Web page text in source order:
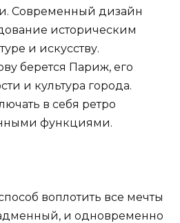
Современный дизайн
историческим
и искусству.
берется Париж, его
и культура города.
в себя ретро
функциями.
воплотить все мечты
и одновременно